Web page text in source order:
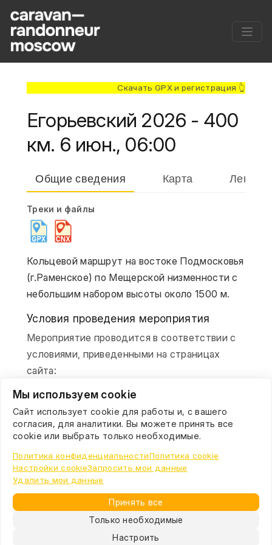
Скачать GPX и регистрация 👆
Егорьевский 2026 - 400
км. 6 июн., 06:00
Общие сведения Карта
Треки и файлы
Кольцевой маршрут на востоке Подмосковья
(г.Раменское) по Мещерской низменности с
небольшим набором высоты около 1500 м.
Условия проведения мероприятия
Мероприятие проводится в соответствии с
условиями, приведенными на страницах
сайта:
О клубе
Регистрация на заезд
Прохождение КП
Обработка результатов
О бреветах и рандоннёрстве
Московский велоклуб
Караван—Рандоннер
Мы используем cookie
Сайт использует cookie для работы и, с вашего
согласия, для аналитики. Вы можете принять все
cookie или выбрать только необходимые.
Политика конфиденциальностиПолитика cookie
Настройки cookieЗапросить мои данные
Удалить мои данные
Принять все
Только необходимые
Настроить